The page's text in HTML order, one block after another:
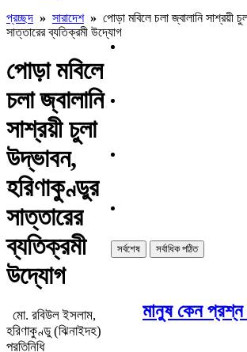
প্রচ্ছদ » সারাদেশ» পোড়া মবিলে চলা জ্বালানি সাশ্রয়ী
সাত্তারের ব্যতিক্রমী উদ্যোগ
পোড়া মবিলে
চলা জ্বালানি
সাশ্রয়ী চুলা
উদ্ভাবন,
হরিণাকুণ্ডুর
সাত্তারের
ব্যতিক্রমী
উদ্যোগ
মো. রবিউল ইসলাম,
হরিণাকুণ্ডু (ঝিনাইদহ)
প্রতিনিধি
সর্বশেষ সর্বাধিক পঠিত
মানুষ কেন